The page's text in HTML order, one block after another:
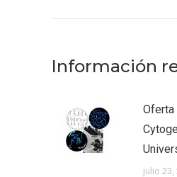
Información
Oferta
julio 23,